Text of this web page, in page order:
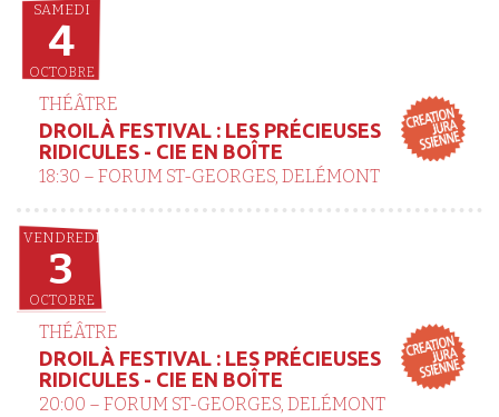
SAMEDI
4
OCTOBRE
THÉÂTRE
DROILÀ FESTIVAL : LES PRÉCIEUSES
RIDICULES - CIE EN BOÎTE
18:30 – FORUM ST-GEORGES, DELÉMONT
VENDREDI
3
OCTOBRE
THÉÂTRE
DROILÀ FESTIVAL : LES PRÉCIEUSES
RIDICULES - CIE EN BOÎTE
20:00 – FORUM ST-GEORGES, DELÉMONT